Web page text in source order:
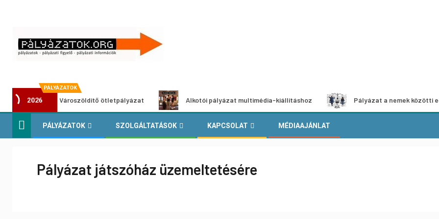
PÁLYÁZATOK
2026
Városzöldítő ötletpályázat Alkotói pályázat multimédia-kiállításhoz Pályázat a nemek közötti
PÁLYÁZATOK SZOLGÁLTATÁSOK KAPCSOLAT MÉDIAAJÁNLAT
Pályázat játszóház üzemeltetésére